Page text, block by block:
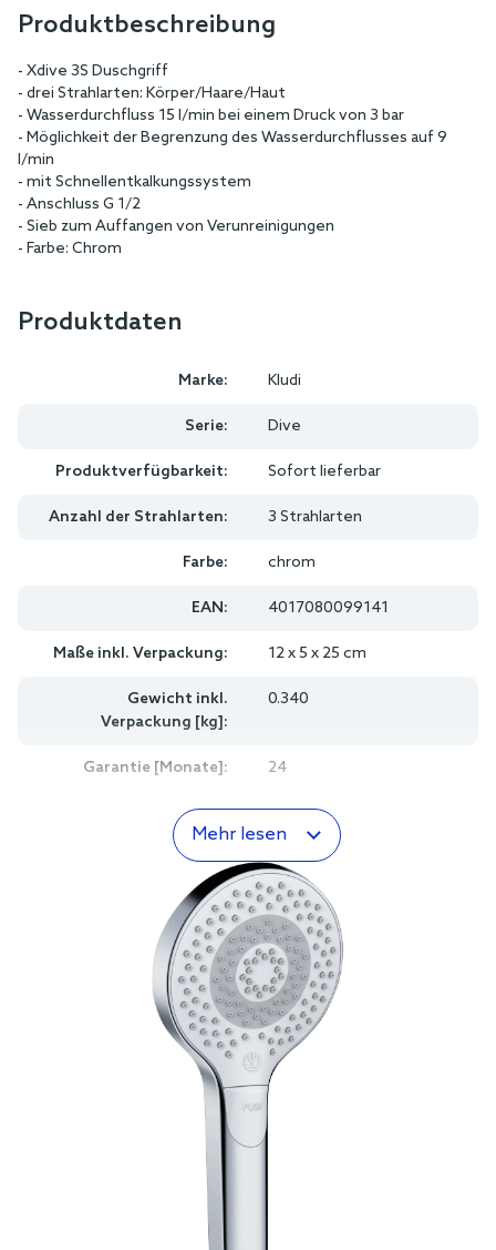
Produktbeschreibung
- Xdive 3S Duschgriff
- drei Strahlarten: Körper/Haare/Haut
- Wasserdurchfluss 15 l/min bei einem Druck von 3 bar
- Möglichkeit der Begrenzung des Wasserdurchflusses auf 9
l/min
- mit Schnellentkalkungssystem
- Anschluss G 1/2
- Sieb zum Auffangen von Verunreinigungen
- Farbe: Chrom
Produktdaten
Marke: Kludi
Serie: Dive
Produktverfügbarkeit: Sofort lieferbar
Anzahl der Strahlarten: 3 Strahlarten
Farbe: chrom
EAN: 4017080099141
Maße inkl. Verpackung: 12 x 5 x 25 cm
Gewicht inkl.
Verpackung [kg]:
0.340
Garantie [Monate]: 24
Mehr lesen